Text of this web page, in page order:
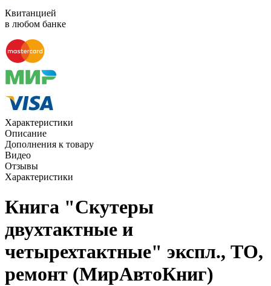
Квитанцией
в любом банке
Характеристики
Описание
Дополнения к товару
Видео
Отзывы
Характеристики
Книга "Скутеры
двухтактные и
четырехтактные" экспл., ТО,
ремонт (МирАвтоКниг)